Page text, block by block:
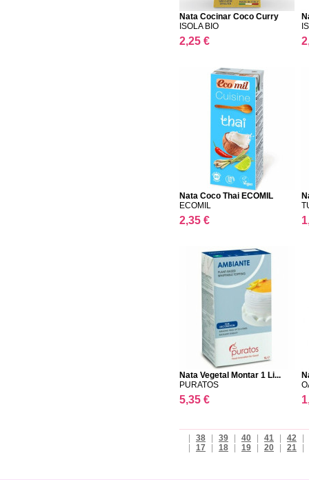
Nata Cocinar Coco Curry
ISOLA BIO
2,25 €
Nata Coco Thai ECOMIL
ECOMIL
2,35 €
Nata Vegetal Montar 1 Li...
PURATOS
5,35 €
42
41
40
39
38
21
20
19
18
17